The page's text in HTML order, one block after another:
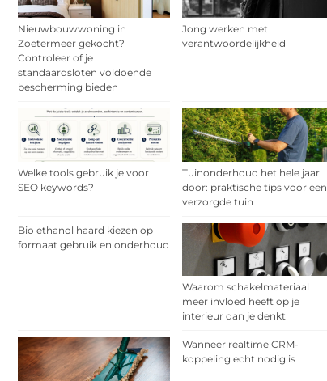
Nieuwbouwwoning in
Zoetermeer gekocht?
Controleer of je
standaardsloten voldoende
bescherming bieden
Jong werken met
verantwoordelijkheid
Welke tools gebruik je voor
SEO keywords?
Tuinonderhoud het hele jaar
door: praktische tips voor een
verzorgde tuin
Bio ethanol haard kiezen op
formaat gebruik en onderhoud
Waarom schakelmateriaal
meer invloed heeft op je
interieur dan je denkt
Wanneer realtime CRM-
koppeling echt nodig is